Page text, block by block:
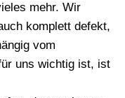
mehr. Wir
komplett defekt,
vom
uns wichtig ist, ist